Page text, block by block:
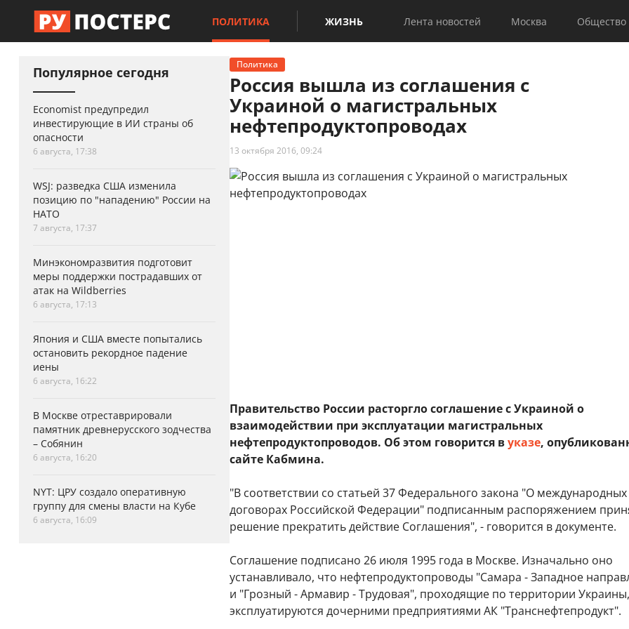
ПОЛИТИКА ЖИЗНЬ Лента новостей Москва Общество
Популярное сегодня
Economist предупредил
инвестирующие в ИИ страны об
опасности
6 августа, 17:38
WSJ: разведка США изменила
позицию по "нападению" России на
НАТО
7 августа, 17:37
Минэкономразвития подготовит
меры поддержки пострадавших от
атак на Wildberries
6 августа, 17:13
Япония и США вместе попытались
остановить рекордное падение
иены
6 августа, 16:22
В Москве отреставрировали
памятник древнерусского зодчества
– Собянин
6 августа, 16:20
NYT: ЦРУ создало оперативную
группу для смены власти на Кубе
6 августа, 16:09
Политика
Россия вышла из соглашения с
Украиной о магистральных
нефтепродуктопроводах
13 октября 2016, 09:24
Правительство России расторгло соглашение с Украиной о
взаимодействии при эксплуатации магистральных
нефтепродуктопроводов. Об этом говорится вуказе,
сайте Кабмина.
"В соответствии со статьей 37 Федерального закона "О международных
договорах Российской Федерации" подписанным распоряжением
решение прекратить действие Соглашения", - говорится в документе.
Соглашение подписано 26 июля 1995 года в Москве. Изначально оно
устанавливало, что нефтепродуктопроводы "Самара - Западное
и "Грозный - Армавир - Трудовая", проходящие по территории Украины,
эксплуатируются дочерними предприятиями АК "Транснефтепродукт".